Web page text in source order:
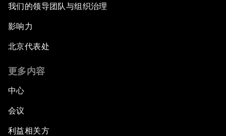
我们的领导团队与组织治理
影响力
北京代表处
更多内容
中心
会议
利益相关方